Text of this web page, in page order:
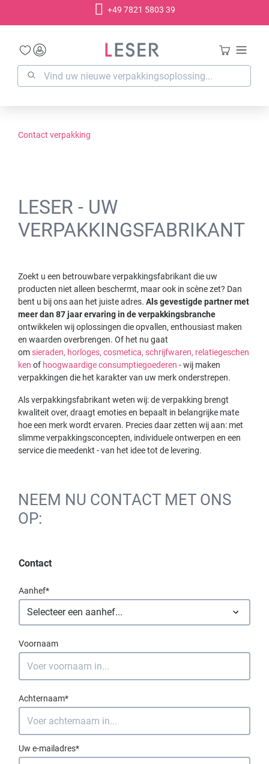
+49 7821 5803 39
Contact verpakking
LESER - UW
VERPAKKINGSFABRIKANT
Zoekt u een betrouwbare verpakkingsfabrikant die uw
producten niet alleen beschermt, maar ook in scène zet? Dan
bent u bij ons aan het juiste adres. Als gevestigde partner met
meer dan 87 jaar ervaring in de verpakkingsbranche
ontwikkelen wij oplossingen die opvallen, enthousiast maken
en waarden overbrengen. Of het nu gaat
omsieraden, horloges, cosmetica, schrijfwaren, relatiegeschen
ken of hoogwaardige consumptiegoederen - wij maken
verpakkingen die het karakter van uw merk onderstrepen.
Als verpakkingsfabrikant weten wij: de verpakking brengt
kwaliteit over, draagt emoties en bepaalt in belangrijke mate
hoe een merk wordt ervaren. Precies daar zetten wij aan: met
slimme verpakkingsconcepten, individuele ontwerpen en een
service die meedenkt - van het idee tot de levering.
NEEM NU CONTACT MET ONS
OP:
Contact
Aanhef*
Voornaam
Achternaam*
Uw e-mailadres*